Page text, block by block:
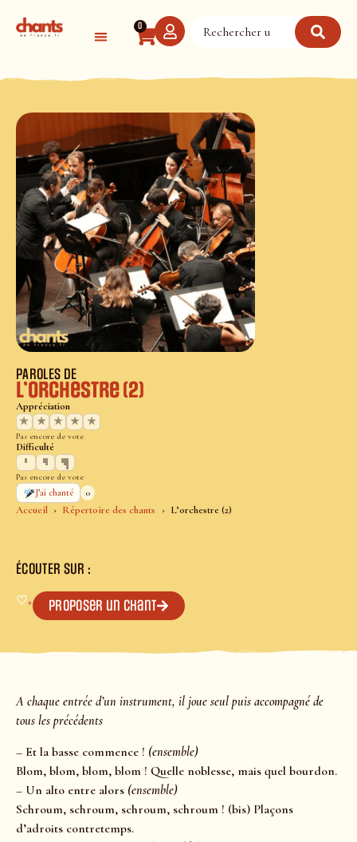
0
Accueil Répertoire des chants L’orchestre (2)
PAROLES DE
L’orchestre (2)
Appréciation
★
★ ★ ★ ★
Pas encore de vote
Difficulté
Pas encore de vote
J’ai chanté
0
ÉCOUTER SUR :
♡+ Proposer un chant
A chaque entrée d’un instrument, il joue seul puis accompagné de
tous les précédents
– Et la basse commence ! (ensemble)
Blom, blom, blom, blom ! Quelle noblesse, mais quel bourdon.
– Un alto entre alors (ensemble)
Schroum, schroum, schroum, schroum ! (bis) Plaçons
d’adroits contretemps.